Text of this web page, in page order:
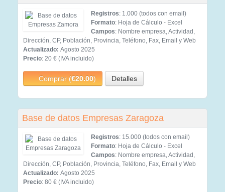
Registros: 1.000 (todos con email)
Formato: Hoja de Cálculo - Excel
Campos: Nombre empresa, Actividad,
Dirección, CP, Población, Provincia, Teléfono, Fax, Email y Web
Actualizado: Agosto 2025
Precio: 20 € (IVA incluido)
Comprar (€20.00) Detalles
Base de datos Empresas Zaragoza
Registros: 15.000 (todos con email)
Formato: Hoja de Cálculo - Excel
Campos: Nombre empresa, Actividad,
Dirección, CP, Población, Provincia, Teléfono, Fax, Email y Web
Actualizado: Agosto 2025
Precio: 80 € (IVA incluido)